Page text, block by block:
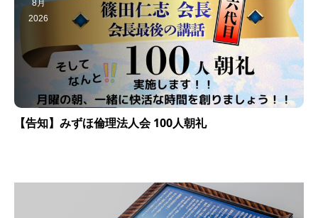
8月
2026
【告知】みずほ倫理法人会 100人朝礼